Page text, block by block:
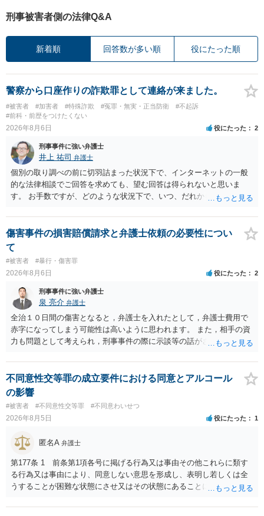
刑事被害者側の法律Q&A
新着順 回答数が多い順 役にたった順
警察から口座作りの詐欺罪として連絡が来ました。
#被害者 #加害者 #特殊詐欺 #冤罪・無実・正当防衛
#不起訴
#前科・前歴をつけたくない
2026年8月6日 役にたった 2
刑事事件に強い弁護士
井上 祐司 弁護士
個別の取り調べの前に切羽詰まった状況下で、インターネットの一般
的な法律相談でご回答を求めても、望む回答は得られないと思いま
す。 お手数ですが、どのような状況下で、いつ、だれからどのような
の程度だと聞いているのかということについて、お近くで詳細な法律
相談を受けられたうえで対処方法を探された方がよいと思われます。
一般論でいえば、任意取り調べの場合、ＩＣレコーダーを持参して取
り調べ内容を録音することは必須だと考えます。
傷害事件の損害賠償請求と弁護士依頼の必要性につい
て
#被害者 #暴行・傷害罪
2026年8月6日 役にたった 2
刑事事件に強い弁護士
泉 亮介 弁護士
全治１０日間の傷害となると，弁護士を入れたとして，弁護士費用で
赤字になってしまう可能性は高いように思われます。 また，相手の資
力も問題として考えられ，刑事事件の際に示談等の話がされなかった
う。
不同意性交等罪の成立要件における同意とアルコール
の影響
#被害者 #不同意性交等罪 #不同意わいせつ
2026年8月5日 役にたった 1
匿名A 弁護士
第177条 1 前条第1項各号に掲げる行為又は事由その他これらに類す
る行為又は事由により、同意しない意思を形成し、表明し若しくは全
うすることが困難な状態にさせ又はその状態にあることに乗じて、性
く。）若しくは物を挿入する行為であってわいせつなもの（以下この